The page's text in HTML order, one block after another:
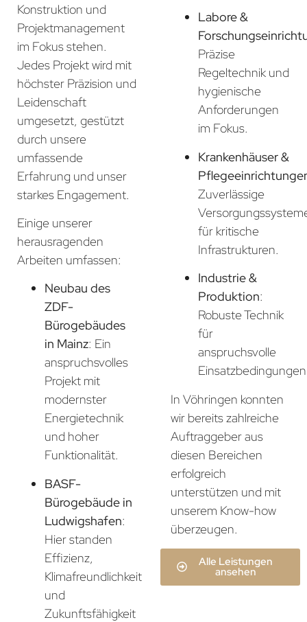
Konstruktion und
Projektmanagement
im Fokus stehen.
Jedes Projekt wird mit
höchster Präzision und
Leidenschaft
umgesetzt, gestützt
durch unsere
umfassende
Erfahrung und unser
starkes Engagement.
Einige unserer
herausragenden
Arbeiten umfassen:
Neubau des
ZDF-
Bürogebäudes
in Mainz: Ein
anspruchsvolles
Projekt mit
modernster
Energietechnik
und hoher
Funktionalität.
BASF-
Bürogebäude in
Ludwigshafen:
Hier standen
Effizienz,
Klimafreundlichkeit
und
Zukunftsfähigkeit
Labore &
Präzise
Regeltechnik und
hygienische
Anforderungen
im Fokus.
Krankenhäuser &
Zuverlässige
für kritische
Infrastrukturen.
Industrie &
Produktion:
Robuste Technik
für
anspruchsvolle
In Vöhringen konnten
wir bereits zahlreiche
Auftraggeber aus
diesen Bereichen
erfolgreich
unterstützen und mit
unserem Know-how
überzeugen.
Alle Leistungen
ansehen